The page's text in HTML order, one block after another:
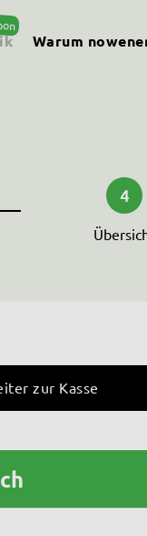
Warum
4
zur Kasse